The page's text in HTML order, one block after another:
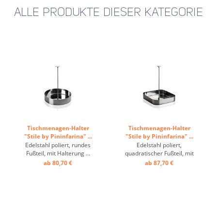
ALLE PRODUKTE DIESER KATEGORIE
Tischmenagen-Halter
"Stile by Pininfarina" ...
Edelstahl poliert, rundes
Fußteil, mit Halterung ...
ab 80,70 €
Tischmenagen-Halter
"Stile by Pininfarina" ...
Edelstahl poliert,
quadratischer Fußteil, mit
Halterung ...
ab 87,70 €